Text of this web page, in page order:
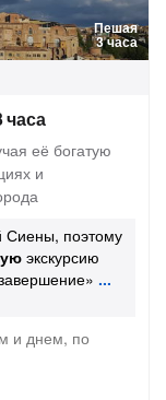
Пешая
3 часа
часа
её богатую
и
Сиены, поэтому
экскурсию
и днем, по